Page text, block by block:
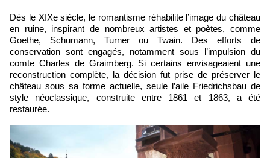
Dès le XIXe siècle, le romantisme réhabilite l’image du château
en ruine, inspirant de nombreux artistes et poètes, comme
Goethe, Schumann, Turner ou Twain. Des efforts de
conservation sont engagés, notamment sous l’impulsion du
comte Charles de Graimberg. Si certains envisageaient une
reconstruction complète, la décision fut prise de préserver le
château sous sa forme actuelle, seule l’aile Friedrichsbau de
style néoclassique, construite entre 1861 et 1863, a été
restaurée.